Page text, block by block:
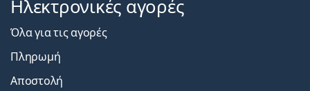
Ηλεκτρονικές αγορές
Όλα για τις αγορές
Πληρωμή
Αποστολή